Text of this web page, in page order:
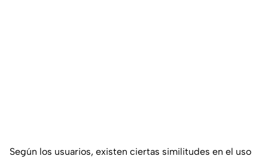
Según los usuarios, existen ciertas similitudes en el uso